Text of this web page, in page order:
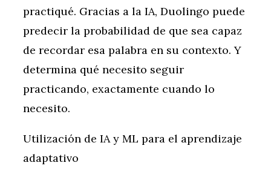
practiqué. Gracias a la IA, Duolingo puede
predecir la probabilidad de que sea capaz
de recordar esa palabra en su contexto. Y
determina qué necesito seguir
practicando, exactamente cuando lo
necesito.
Utilización de IA y ML para el aprendizaje
adaptativo